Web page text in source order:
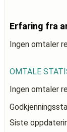
Erfaring fra
Ingen omtaler
OMTALE
Ingen omtaler
Siste